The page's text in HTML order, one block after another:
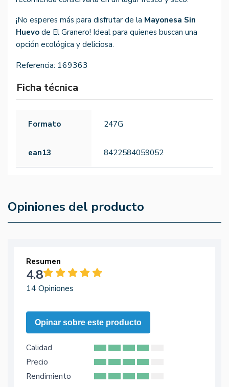
¡No esperes más para disfrutar de la Mayonesa Sin
Huevo de El Granero! Ideal para quienes buscan una
opción ecológica y deliciosa.
Referencia: 169363
Ficha técnica
Formato 247G
ean13 8422584059052
Opiniones del producto
Resumen
4.8
14 Opiniones
Opinar sobre este producto
Calidad
Precio
Rendimiento